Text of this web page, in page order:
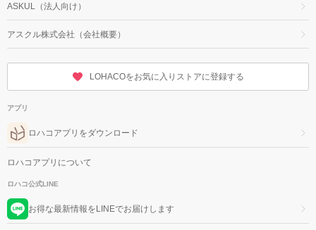
ASKUL（法人向け）
アスクル株式会社（会社概要）
LOHACOをお気に入りストアに登録する
アプリ
ロハコアプリをダウンロード
ロハコアプリについて
ロハコ公式LINE
お得な最新情報をLINEでお届けします